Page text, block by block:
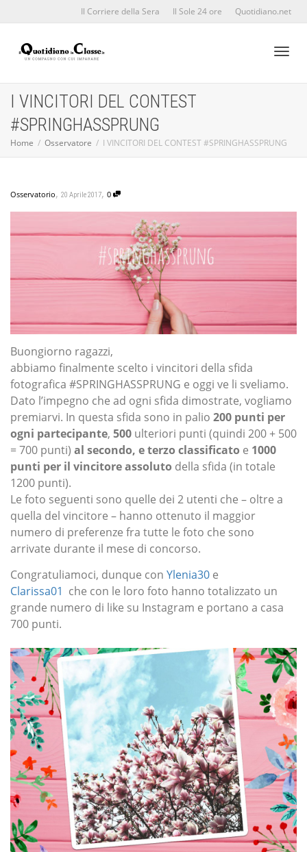
Il Corriere della Sera Il Sole 24 ore Quotidiano.net
I VINCITORI DEL CONTEST
#SPRINGHASSPRUNG
Home Osservatore I VINCITORI DEL CONTEST #SPRINGHASSPRUNG
Osservatorio, 20 Aprile 2017, 0
Buongiorno ragazzi,
abbiamo finalmente scelto i vincitori della sfida
fotografica #SPRINGHASSPRUNG e oggi ve li sveliamo.
Dato l’impegno che ad ogni sfida dimostrate, vogliamo
premiarvi. In questa sfida sono in palio 200 punti per
ogni partecipante, 500 ulteriori punti (quindi 200 + 500
= 700 punti) al secondo, e terzo classificato e 1000
punti per il vincitore assoluto della sfida (in totale
1200 punti).
Le foto seguenti sono quelle dei 2 utenti che – oltre a
quella del vincitore – hanno ottenuto il maggior
numero di preferenze fra tutte le foto che sono
arrivate durante il mese di concorso.
Congratuliamoci, dunque con Ylenia30 e
Clarissa01 che con le loro foto hanno totalizzato un
grande numero di like su Instagram e portano a casa
700 punti.